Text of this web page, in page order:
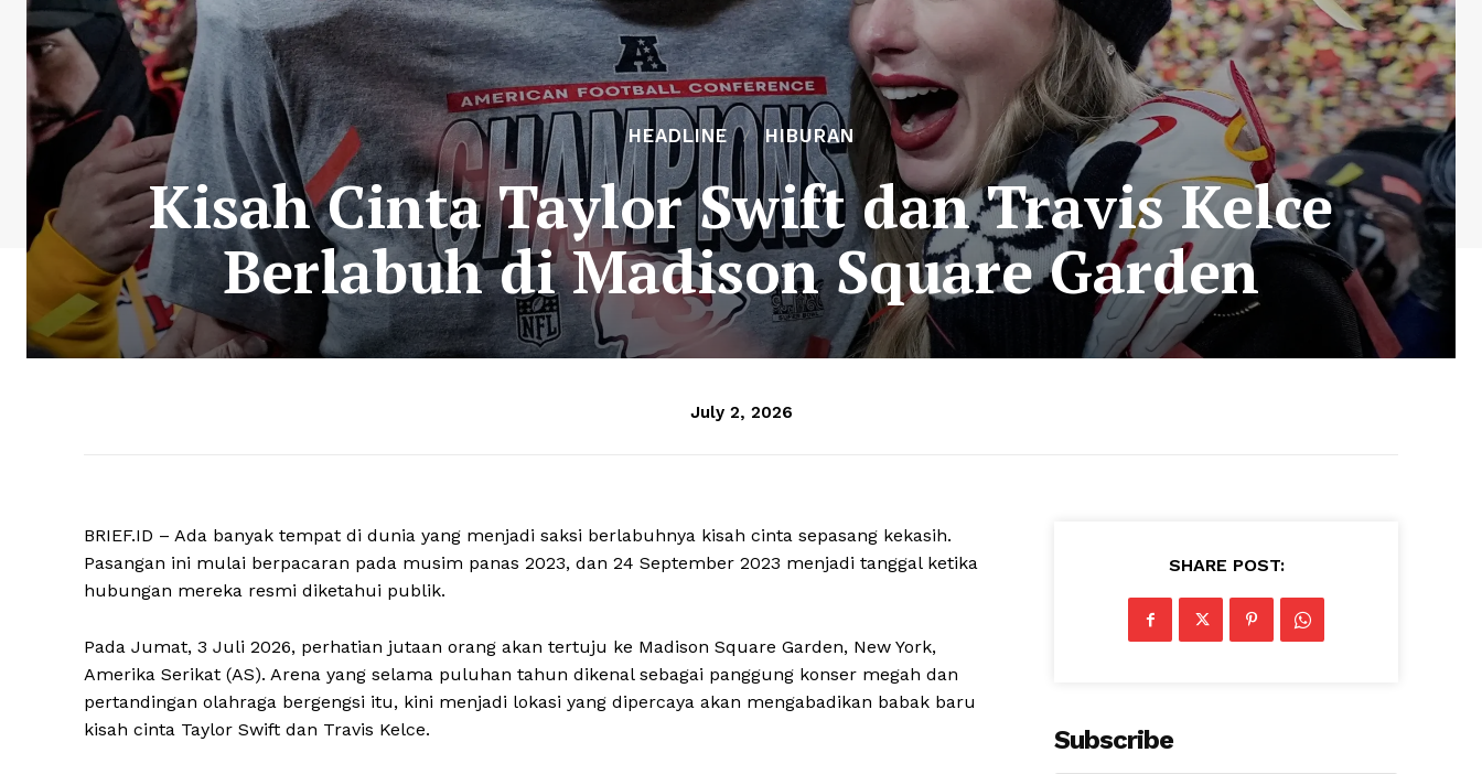
HEADLINE HIBURAN
Kisah Cinta Taylor Swift dan Travis Kelce
Berlabuh di Madison Square Garden
July 2, 2026
BRIEF.ID – Ada banyak tempat di dunia yang menjadi saksi berlabuhnya kisah cinta sepasang kekasih.
Pasangan ini mulai berpacaran pada musim panas 2023, dan 24 September 2023 menjadi tanggal ketika
hubungan mereka resmi diketahui publik.
Pada Jumat, 3 Juli 2026, perhatian jutaan orang akan tertuju ke Madison Square Garden, New York,
Amerika Serikat (AS). Arena yang selama puluhan tahun dikenal sebagai panggung konser megah dan
pertandingan olahraga bergengsi itu, kini menjadi lokasi yang dipercaya akan mengabadikan babak baru
kisah cinta Taylor Swift dan Travis Kelce.
SHARE POST:
Subscribe